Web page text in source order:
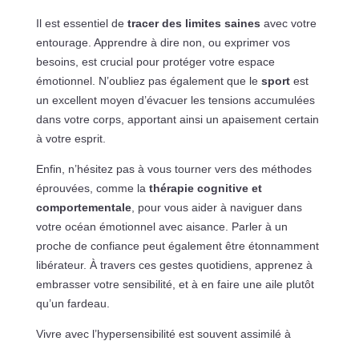
Il est essentiel de tracer des limites saines avec votre
entourage. Apprendre à dire non, ou exprimer vos
besoins, est crucial pour protéger votre espace
émotionnel. N’oubliez pas également que le sportest
un excellent moyen d’évacuer les tensions accumulées
dans votre corps, apportant ainsi un apaisement certain
à votre esprit.
Enfin, n’hésitez pas à vous tourner vers des méthodes
éprouvées, comme la thérapie cognitive et
comportementale, pour vous aider à naviguer dans
votre océan émotionnel avec aisance. Parler à un
proche de confiance peut également être étonnamment
libérateur. À travers ces gestes quotidiens, apprenez à
embrasser votre sensibilité, et à en faire une aile plutôt
qu’un fardeau.
Vivre avec l’hypersensibilité est souvent assimilé à